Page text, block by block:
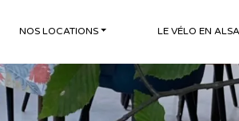
NOS LOCATIONS LE VÉLO EN